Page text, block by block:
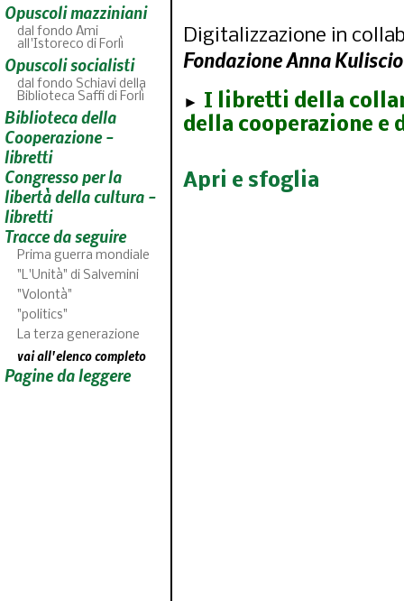
Opuscoli mazziniani
dal fondo Ami
all'Istoreco di Forlì
Opuscoli socialisti
dal fondo Schiavi della
Biblioteca Saffi di Forlì
Biblioteca della
Cooperazione -
libretti
Congresso per la
libertà della cultura -
libretti
Tracce da seguire
Prima guerra mondiale
"L'Unità" di Salvemini
"Volontà"
"politics"
La terza generazione
vai all'elenco completo
Pagine da leggere
Digitalizzazione in
Fondazione Anna
► I libretti della
della cooperazione e
Apri e sfoglia
46 fascicoli